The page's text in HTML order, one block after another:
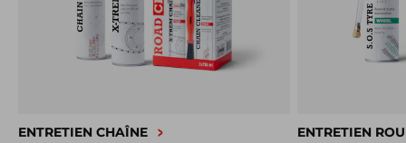
ENTRETIEN CHAÎNE ENTRETIEN